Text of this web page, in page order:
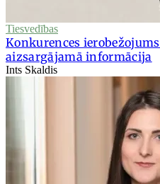
Tiesvedības
Konkurences
aizsargājamā informācija
Ints Skaldis